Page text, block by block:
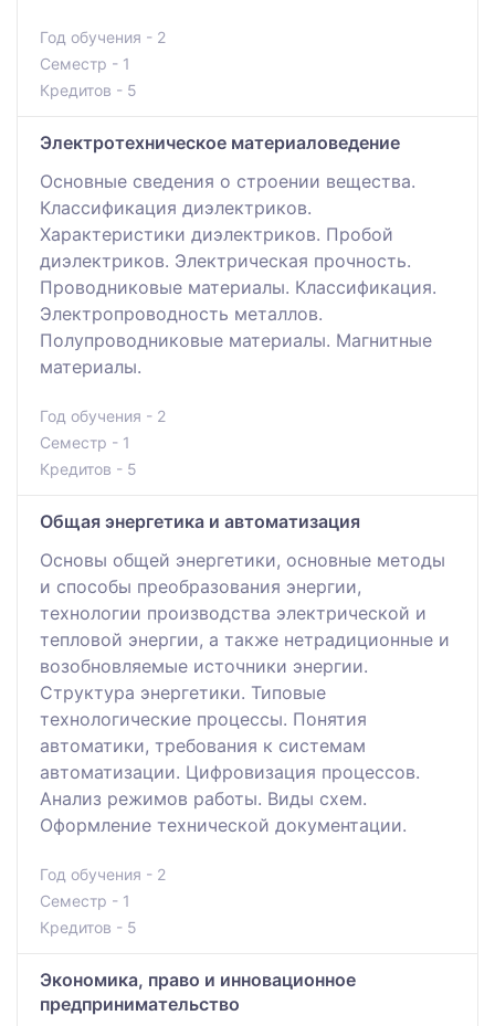
Год обучения - 2
Семестр - 1
Кредитов - 5
Электротехническое материаловедение
Основные сведения о строении вещества.
Классификация диэлектриков.
Характеристики диэлектриков. Пробой
диэлектриков. Электрическая прочность.
Проводниковые материалы. Классификация.
Электропроводность металлов.
Полупроводниковые материалы. Магнитные
материалы.
Год обучения - 2
Семестр - 1
Кредитов - 5
Общая энергетика и автоматизация
Основы общей энергетики, основные методы
и способы преобразования энергии,
технологии производства электрической и
тепловой энергии, а также нетрадиционные и
возобновляемые источники энергии.
Структура энергетики. Типовые
технологические процессы. Понятия
автоматики, требования к системам
автоматизации. Цифровизация процессов.
Анализ режимов работы. Виды схем.
Оформление технической документации.
Год обучения - 2
Семестр - 1
Кредитов - 5
Экономика, право и инновационное
предпринимательство